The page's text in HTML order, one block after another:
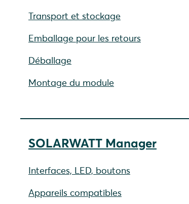
Transport et stockage
Emballage pour les retours
Déballage
Montage du module
SOLARWATT Manager
Interfaces, LED, boutons
Appareils compatibles